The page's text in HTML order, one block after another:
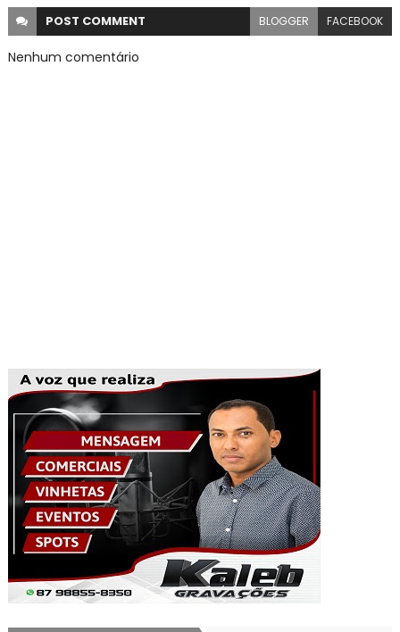
POST COMMENT BLOGGER FACEBOOK
Nenhum comentário